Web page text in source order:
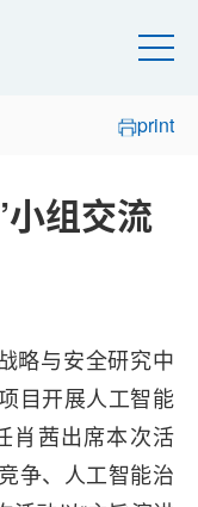
print
组交流
略与安全研究中
目开展人工智能
肖茜出席本次活
争、人工智能治